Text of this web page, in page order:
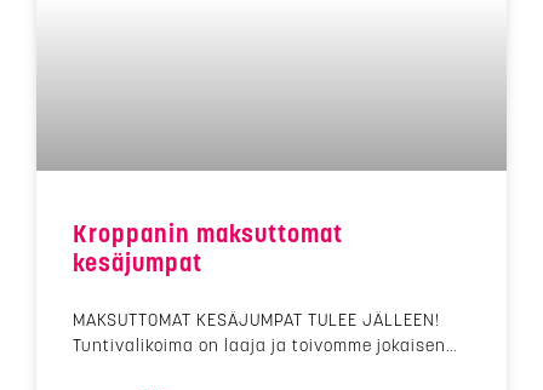
Kroppanin maksuttomat
kesäjumpat
MAKSUTTOMAT KESÄJUMPAT TULEE JÄLLEEN!
Tuntivalikoima on laaja ja toivomme jokaisen